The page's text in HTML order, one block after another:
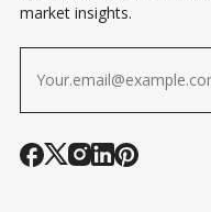
market insights.